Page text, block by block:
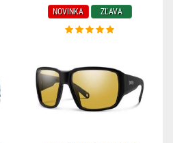
NOVINKA ZĽAVA